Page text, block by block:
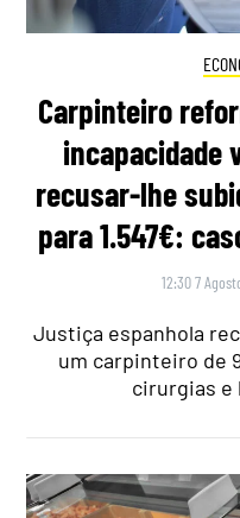
Carpinteiro
incapacidade
recusar-lhe
para 1.547€:
12:30 7
Justiça espanhola
um carpinteiro de
cirurgias e